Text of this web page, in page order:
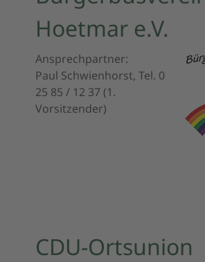
Hoetmar e.V.
Ansprechpartner:
Paul Schwienhorst, Tel. 0
25 85 / 12 37 (1.
Vorsitzender)
CDU-Ortsunion